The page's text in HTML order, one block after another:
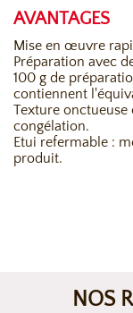
AVANTAGES
Mise en œuvre
Préparation avec
100 g de
contiennent
Texture
congélation.
Etui refermable :
produit.
NOS